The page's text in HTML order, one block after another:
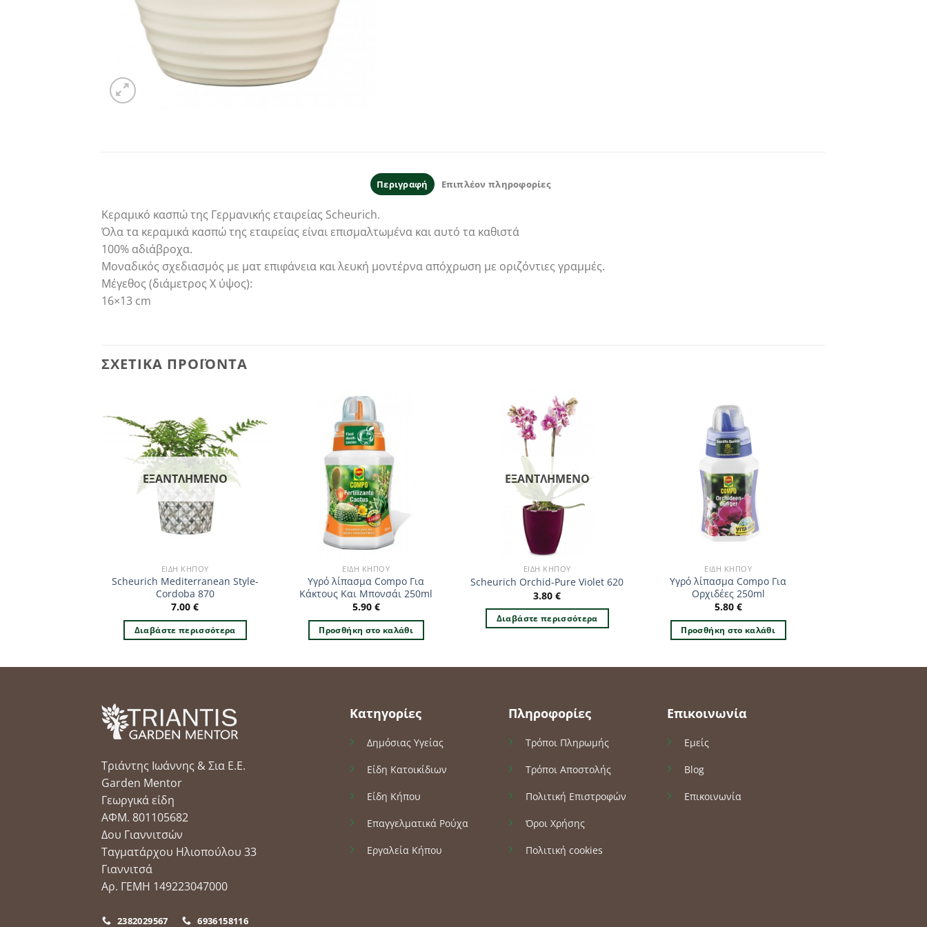
Περιγραφή Επιπλέον πληροφορίες
Κεραμικό κασπώ της Γερμανικής εταιρείας Scheurich.
Όλα τα κεραμικά κασπώ της εταιρείας είναι επισμαλτωμένα και αυτό τα καθιστά
100% αδιάβροχα.
Μοναδικός σχεδιασμός με ματ επιφάνεια και λευκή μοντέρνα απόχρωση με οριζόντιες γραμμές.
Μέγεθος (διάμετρος Χ ύψος):
16×13 cm
ΣΧΕΤΙΚΆ ΠΡΟΪΌΝΤΑ
ΕΞΑΝΤΛΗΜΈΝΟ
ΕΊΔΗ ΚΉΠΟΥ
Scheurich Mediterranean Style-
Cordoba 870
7.00€
Διαβάστε περισσότερα
ΕΊΔΗ ΚΉΠΟΥ
Υγρό λίπασμα Compo Για
Κάκτους Και Μπονσάι 250ml
5.90 €
Προσθήκη στο καλάθι
ΕΞΑΝΤΛΗΜΈΝΟ
ΕΊΔΗ ΚΉΠΟΥ
Scheurich Orchid-Pure Violet 620
3.80€
Διαβάστε περισσότερα
ΕΊΔΗ ΚΉΠΟΥ
Υγρό λίπασμα Compo Για
Ορχιδέες 250ml
5.80 €
Προσθήκη στο καλάθι
Τριάντης Ιωάννης & Σια Ε.Ε.
Garden Mentor
Γεωργικά είδη
ΑΦΜ. 801105682
Δου Γιαννιτσών
Ταγματάρχου Ηλιοπούλου 33
Γιαννιτσά
Αρ. ΓΕΜΗ 149223047000
2382029567 6936158116
Κατηγορίες
Δημόσιας Υγείας
Είδη Κατοικίδιων
Είδη Κήπου
Επαγγελματικά Ρούχα
Εργαλεία Κήπου
Πληροφορίες
Τρόποι Πληρωμής
Τρόποι Αποστολής
Πολιτική Επιστροφών
Όροι Χρήσης
Πολιτική cookies
Επικοινωνία
Εμείς
Blog
Επικοινωνία